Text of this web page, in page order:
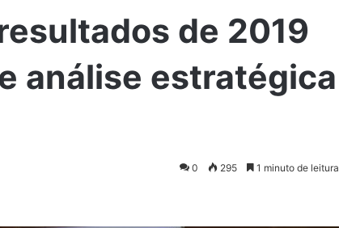
de 2019
análise estratégica
0 295 1 minuto de leitura